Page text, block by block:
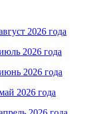
2026 года
2026 года
2026 года
2026 года